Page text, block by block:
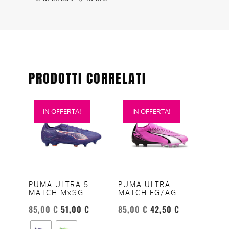
PRODOTTI CORRELATI
IN OFFERTA!
PUMA ULTRA 5
MATCH MxSG
85,00€ 51,00 €
Questo
prodotto
opzioni
possono
essere
scelte
IN OFFERTA!
PUMA ULTRA
MATCH FG/AG
85,00€ 42,50 €
Questo
prodotto
opzioni
possono
essere